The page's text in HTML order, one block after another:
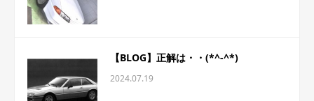
【BLOG】正解は・・(*^-^*)
2024.07.19